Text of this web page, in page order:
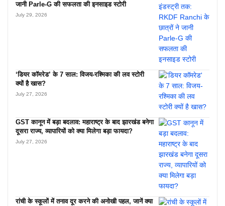
जानी Parle-G की सफलता की इनसाइड स्टोरी
July 29, 2026
‘डियर कॉमरेड’ के 7 साल: विजय-रश्मिका की लव स्टोरी
क्यों है खास?
July 27, 2026
GST कानून में बड़ा बदलाव: महाराष्ट्र के बाद झारखंड बनेगा
दूसरा राज्य, व्यापारियों को क्या मिलेगा बड़ा फायदा?
July 27, 2026
रांची के स्कूलों में तनाव दूर करने की अनोखी पहल, जानें क्या